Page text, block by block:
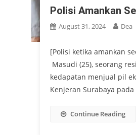
Polisi Amankan
August 31, 2024 Dea
[Polisi ketika amankan
Masudi (25), seorang
kedapatan menjual pil
Kenjeran Surabaya
Continue Reading